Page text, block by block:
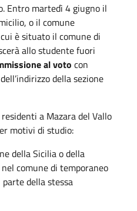
Entro martedì 4 giugno il
o il comune
è situato il comune di
allo studente fuori
al voto con
della sezione
a Mazara del Vallo
motivi di studio:
della Sicilia o della
comune di temporaneo
della stessa